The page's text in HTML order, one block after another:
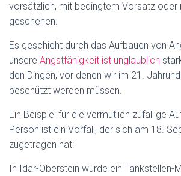
vorsätzlich, mit bedingtem Vorsatz oder
geschehen.
Es geschieht durch das Aufbauen von
unsere Angstfähigkeit ist unglaublich
den Dingen, vor denen wir im 21.
beschützt werden müssen.
Ein Beispiel für die vermutlich zufällige
Person ist ein Vorfall, der sich am 18.
zugetragen hat:
In Idar-Oberstein wurde ein Tankstellen-